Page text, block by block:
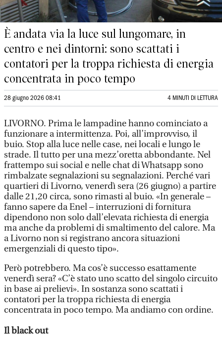
È andata via la luce sul lungomare, in
centro e nei dintorni: sono scattati i
contatori per la troppa richiesta di energia
concentrata in poco tempo
28 giugno 2026 08:41 4 MINUTI DI LETTURA
LIVORNO. Prima le lampadine hanno cominciato a
funzionare a intermittenza. Poi, all’improvviso, il
buio. Stop alla luce nelle case, nei locali e lungo le
strade. Il tutto per una mezz’oretta abbondante. Nel
frattempo sui social e nelle chat di Whatsapp sono
rimbalzate segnalazioni su segnalazioni. Perché vari
quartieri di Livorno, venerdì sera (26 giugno) a partire
dalle 21,20 circa, sono rimasti al buio. «In generale –
fanno sapere da Enel – interruzioni di fornitura
dipendono non solo dall’elevata richiesta di energia
ma anche da problemi di smaltimento del calore. Ma
a Livorno non si registrano ancora situazioni
emergenziali di questo tipo».
Però potrebbero. Ma cos’è successo esattamente
venerdì sera? «C’è stato uno scatto del singolo circuito
in base ai prelievi». In sostanza sono scattati i
contatori per la troppa richiesta di energia
concentrata in poco tempo. Ma andiamo con ordine.
Il black out